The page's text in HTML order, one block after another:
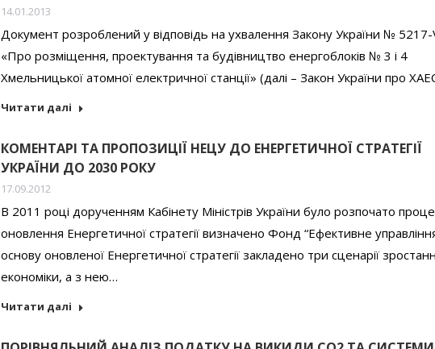
14.01.2013
Документ розроблений у відповідь на ухвалення Закону України № 5217-
«Про розміщення, проектування та будівництво енергоблоків № 3 і 4
Хмельницької атомної електричної станції» (далі – Закон України про
Читати далі
КОМЕНТАРІ ТА ПРОПОЗИЦІЇ НЕЦУ ДО ЕНЕРГЕТИЧНОЇ СТРАТЕГІЇ
УКРАЇНИ ДО 2030 РОКУ
17.09.2012
В 2011 році дорученням Кабінету Міністрів України було розпочато
оновлення Енергетичної стратегії визначено Фонд “Ефективне
основу оновленої Енергетичної стратегії закладено три сценарії
економіки, а з нею…
Читати далі